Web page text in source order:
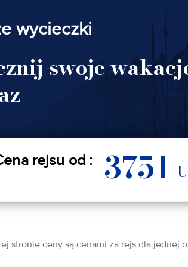
wycieczki
swoje
rejsu od : 3751
stronie ceny są cenami za rejs dla